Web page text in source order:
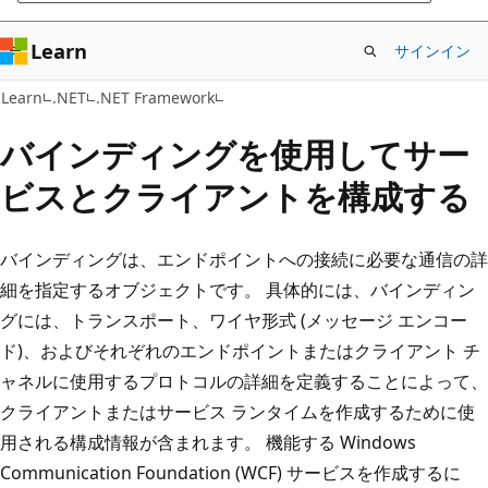
キ
ッ
プ
Learn サインイン
Learn .NET .NET Framework
バインディングを使用してサー
ビスとクライアントを構成する
バインディングは、エンドポイントへの接続に必要な通信の詳
細を指定するオブジェクトです。 具体的には、バインディン
グには、トランスポート、ワイヤ形式 (メッセージ エンコー
ド)、およびそれぞれのエンドポイントまたはクライアント チ
ャネルに使用するプロトコルの詳細を定義することによって、
クライアントまたはサービス ランタイムを作成するために使
用される構成情報が含まれます。 機能する Windows
Communication Foundation (WCF) サービスを作成するに